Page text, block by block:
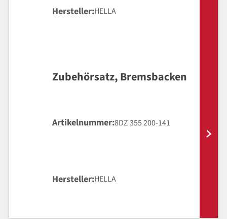
Hersteller HELLA
Zubehörsatz, Bremsbacken
Artikelnummer 8DZ 355 200-141
Hersteller HELLA